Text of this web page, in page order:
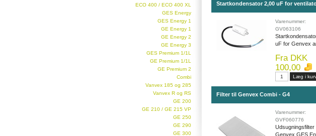
ECO 400 / ECO 400 XL
GES Energy
GES Energy 1
GE Energy 1
GE Energy 2
GE Energy 3
GES Premium 1/1L
GE Premium 1/1L
GE Premium 2
Combi
Vanvex 185 og 285
Vanvex R og RS
GE 200
GE 210 / GE 215 VP
GE 250
GE 290
GE 300
Startkondensator 2,00 uF for
Varenummer:
GV063106
uF for Genvex
Fra DKK
100,00
Filter til Genvex Combi - G4
Varenummer:
GVF060776
Udsugningsfilter
Genvex GES